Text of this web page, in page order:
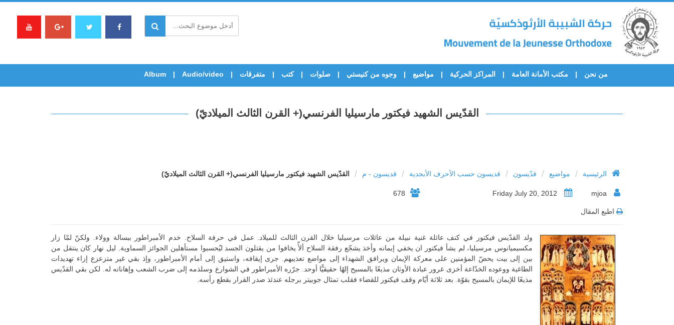
من نحن مكتب الأمانة العامة المراكز الحركية مواضيع وجوه من كنيستي صلوات كتب متفرقات Audio/video
Album
القدّيس الشهيد فيكتور مارسيليا الفرنسي(+ القرن الثالث الميلاديّ)
الرئيسية / مواضيع / قدّيسون / قديسون حسب الأحرف الأبجدية / قديسون - م / القدّيس الشهيد فيكتور مارسيليا الفرنسي(+ القرن الثالث الميلاديّ)
678
اطبع المقال
ولد القدّيس فيكتور في كنف عائلة غنية نبيلة من عائلات مرسيليا خلال القرن الثالث للميلاد. عمل في حرفة السلاح. خدم الأمبراطور ببسالة وولاء. ولكنّ لمّا زار
مكسيميانوس مرسيليا، لم يشأ فيكتور ان يخفي إيمانه وأخذ يشجّع رفقة السلاح ألأّ يخافوا من يقتلون الجسد ليُحسبوا مستأهلين الجوائز السماوية. ليل نهار كان ينتقل من
بين إلى بيت يحضّ المؤمنين على معركة الإيمان ويرافق الشهداء إلى مواضع تعذيبهم. جرى إيقافه، واستيق إلى أمام الأمبراطور، وإذ بقي غير متزعزع إزاء تهديدات
الطاغية ووعوده الخدّاعة أخزى غرور عبادة الأوثان مذيعًا بالمسيح إلهًا حقيقيًّا أوحد. جرّره الأمبراطور في الشوارع وسلذمه إلى ضرب الشعب وإهاناته له. لكن بقي القدّيس
مذيعًا للإيمان بالمسيح بقوّة. بعد ثلاثة أيّام وقف فيكتور للقضاء فقلب تمثال جوبيتر برجله عندئذ صدر القرار بقطع رأسه.